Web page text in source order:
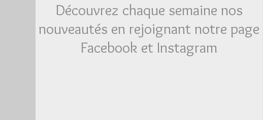
Découvrez chaque semaine nos
nouveautés en rejoignant notre page
Facebook et Instagram